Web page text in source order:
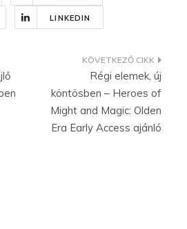
LINKEDIN
Régi elemek, új
köntösben – Heroes of
Might and Magic: Olden
Era Early Access ajánló